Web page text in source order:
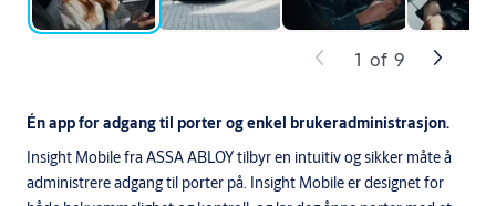
Én app for adgang til porter og enkel brukeradministrasjon.
Insight Mobile fra ASSA ABLOY tilbyr en intuitiv og sikker måte å
administrere adgang til porter på. Insight Mobile er designet for
1 of 9